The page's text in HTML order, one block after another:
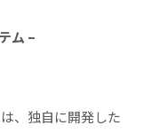
ム –
、独自に開発した